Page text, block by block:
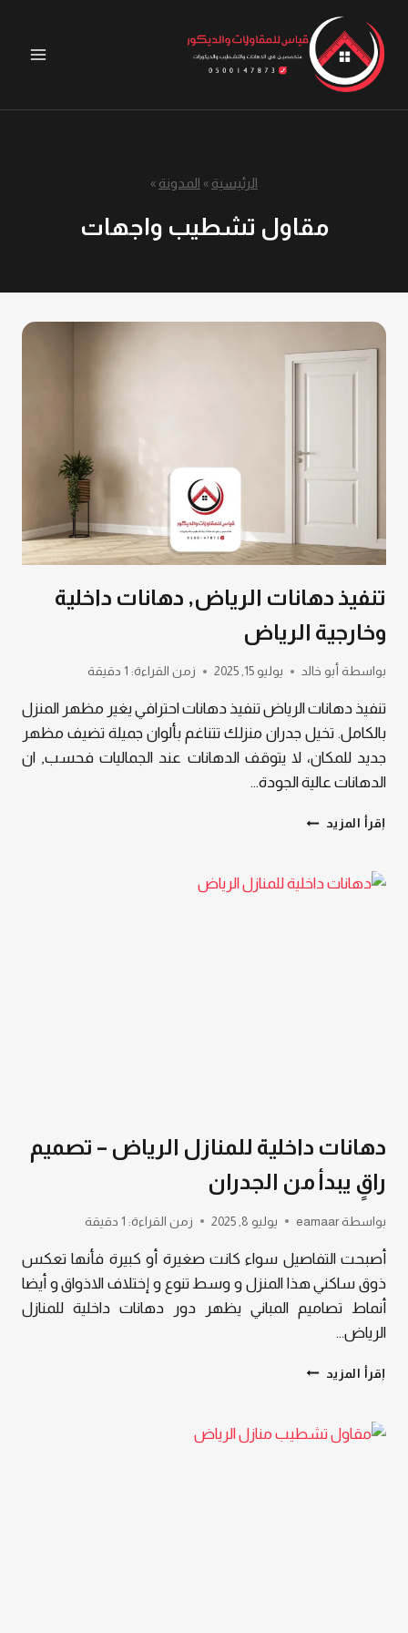
المحتوى
الرئيسية » المدونة »
مقاول تشطيب واجهات
تنفيذ دهانات الرياض, دهانات داخلية
وخارجية الرياض
بواسطة أبو خالد يوليو 15, 2025 زمن القراءة: 1 دقيقة
تنفيذ دهانات الرياض تنفيذ دهانات احترافي يغير مظهر المنزل
بالكامل. تخيل جدران منزلك تتناغم بألوان جميلة تضيف مظهر
جديد للمكان، لا يتوقف الدهانات عند الجماليات فحسب, ان
الدهانات عالية الجودة…
إقرأ المزيد تنفيذ
دهانات
داخلية
دهانات داخلية للمنازل الرياض – تصميم
راقٍ يبدأ من الجدران
بواسطة eamaar يوليو 8, 2025 زمن القراءة: 1 دقيقة
أصبحت التفاصيل سواء كانت صغيرة أو كبيرة فأنها تعكس
ذوق ساكني هذا المنزل و وسط تنوع و إختلاف الاذواق و أيضا
أنماط تصاميم المباني يظهر دور دهانات داخلية للمنازل
الرياض…
إقرأ المزيد دهانات
الرياض